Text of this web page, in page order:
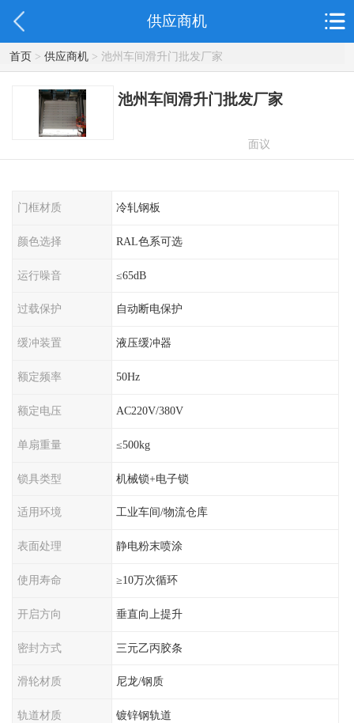
供应商机
首页> 供应商机> 池州车间滑升门批发厂家
池州车间滑升门批发厂家
面议
门框材质 冷轧钢板
颜色选择 RAL色系可选
运行噪音 ≤65dB
过载保护 自动断电保护
缓冲装置 液压缓冲器
额定频率 50Hz
额定电压 AC220V/380V
单扇重量 ≤500kg
锁具类型 机械锁+电子锁
适用环境 工业车间/物流仓库
表面处理 静电粉末喷涂
使用寿命 ≥10万次循环
开启方向 垂直向上提升
密封方式 三元乙丙胶条
滑轮材质 尼龙/钢质
轨道材质 镀锌钢轨道